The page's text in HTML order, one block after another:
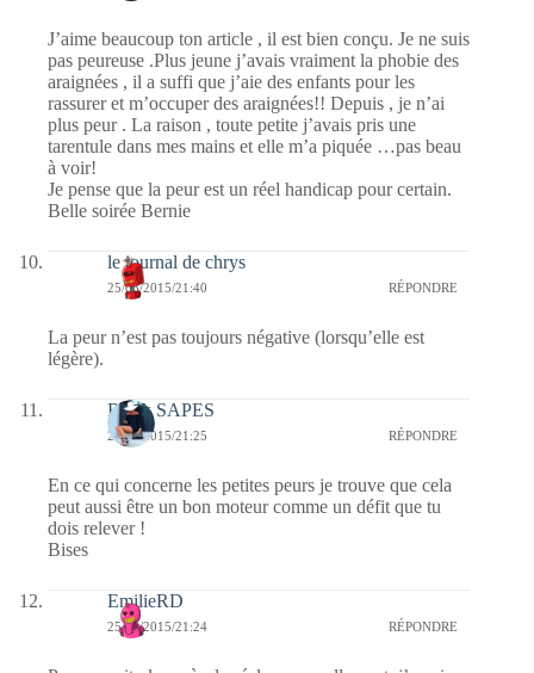
J’aime beaucoup ton article , il est bien conçu. Je ne suis
pas peureuse .Plus jeune j’avais vraiment la phobie des
araignées , il a suffi que j’aie des enfants pour les
rassurer et m’occuper des araignées!! Depuis , je n’ai
plus peur . La raison , toute petite j’avais pris une
tarentule dans mes mains et elle m’a piquée …pas beau
à voir!
Je pense que la peur est un réel handicap pour certain.
Belle soirée Bernie
le journal de chrys
25/08/2015/21:40 RÉPONDRE
La peur n’est pas toujours négative (lorsqu’elle est
légère).
Black SAPES
25/08/2015/21:25 RÉPONDRE
En ce qui concerne les petites peurs je trouve que cela
peut aussi être un bon moteur comme un défit que tu
dois relever !
Bises
EmilieRD
25/08/2015/21:24 RÉPONDRE